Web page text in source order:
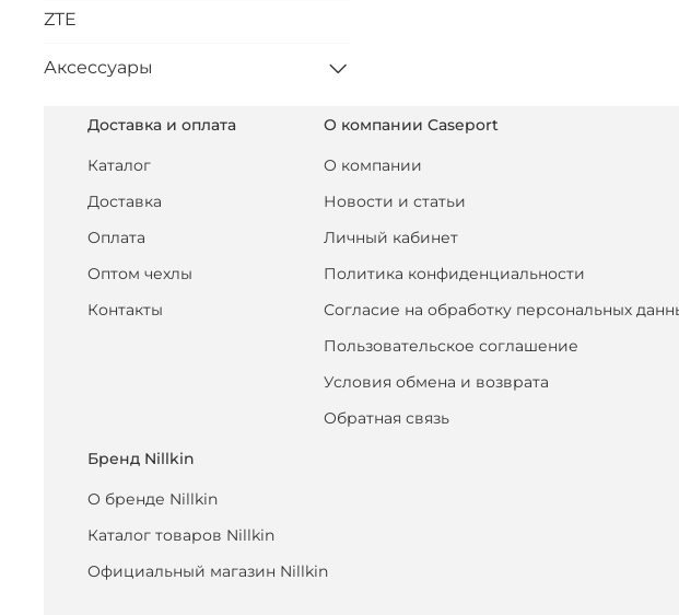
ZTE
Аксессуары
Доставка и оплата
Каталог
Доставка
Оплата
Оптом чехлы
Контакты
О компании Caseport
О компании
Новости и статьи
Личный кабинет
Политика конфиденциальности
Согласие на обработку персональных
Пользовательское соглашение
Условия обмена и возврата
Обратная связь
Бренд Nillkin
О бренде Nillkin
Каталог товаров Nillkin
Официальный магазин Nillkin